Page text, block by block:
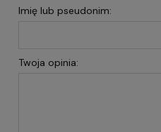
Imię lub pseudonim:
Twoja opinia: